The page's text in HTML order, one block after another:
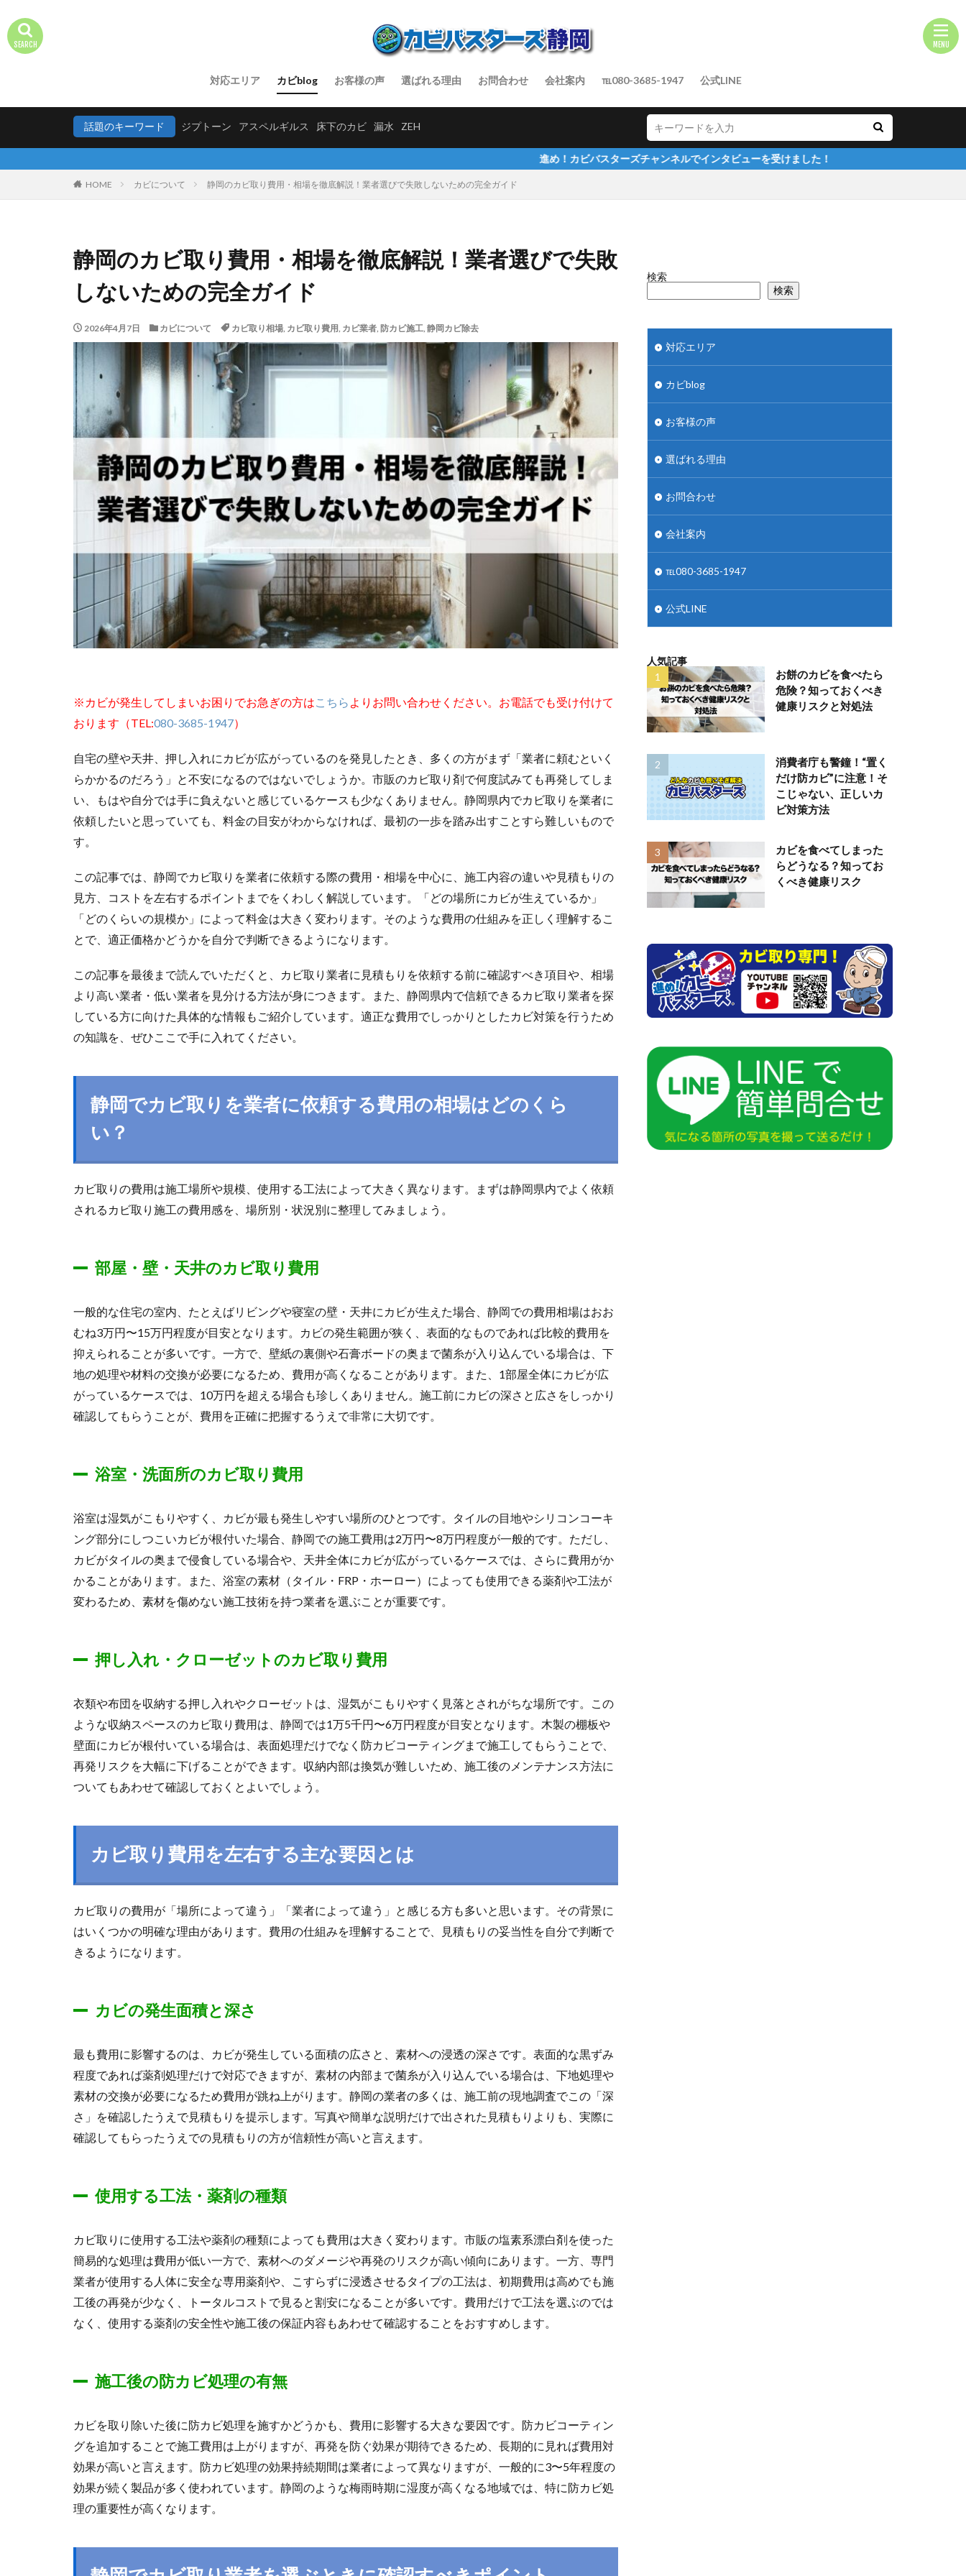
対応エリア カビblog お客様の声 選ばれる理由 お問合わせ 会社案内 ℡080-3685-1947 公式LINE
話題のキーワード ジプトーン アスペルギルス 床下のカビ 漏水 ZEH
進め！カビバスターズチャンネルでインタビューを受けました！
HOME カビについて 静岡のカビ取り費用・相場を徹底解説！業者選びで失敗しないための完全ガイド
静岡のカビ取り費用・相場を徹底解説！業者選びで失敗
しないための完全ガイド
2026年4月7日 カビについて カビ取り相場, カビ取り費用, カビ業者, 防カビ施工, 静岡カビ除去
※カビが発生してしまいお困りでお急ぎの方はこちら よりお問い合わせください。お電話でも受け付けて
おります（TEL:080-3685-1947）
自宅の壁や天井、押し入れにカビが広がっているのを発見したとき、多くの方がまず「業者に頼むといく
らかかるのだろう」と不安になるのではないでしょうか。市販のカビ取り剤で何度試みても再発してしま
い、もはや自分では手に負えないと感じているケースも少なくありません。静岡県内でカビ取りを業者に
依頼したいと思っていても、料金の目安がわからなければ、最初の一歩を踏み出すことすら難しいもので
す。
この記事では、静岡でカビ取りを業者に依頼する際の費用・相場を中心に、施工内容の違いや見積もりの
見方、コストを左右するポイントまでをくわしく解説しています。「どの場所にカビが生えているか」
「どのくらいの規模か」によって料金は大きく変わります。そのような費用の仕組みを正しく理解するこ
とで、適正価格かどうかを自分で判断できるようになります。
この記事を最後まで読んでいただくと、カビ取り業者に見積もりを依頼する前に確認すべき項目や、相場
より高い業者・低い業者を見分ける方法が身につきます。また、静岡県内で信頼できるカビ取り業者を探
している方に向けた具体的な情報もご紹介しています。適正な費用でしっかりとしたカビ対策を行うため
の知識を、ぜひここで手に入れてください。
静岡でカビ取りを業者に依頼する費用の相場はどのくら
い？
カビ取りの費用は施工場所や規模、使用する工法によって大きく異なります。まずは静岡県内でよく依頼
されるカビ取り施工の費用感を、場所別・状況別に整理してみましょう。
部屋・壁・天井のカビ取り費用
一般的な住宅の室内、たとえばリビングや寝室の壁・天井にカビが生えた場合、静岡での費用相場はおお
むね3万円〜15万円程度が目安となります。カビの発生範囲が狭く、表面的なものであれば比較的費用を
抑えられることが多いです。一方で、壁紙の裏側や石膏ボードの奥まで菌糸が入り込んでいる場合は、下
地の処理や材料の交換が必要になるため、費用が高くなることがあります。また、1部屋全体にカビが広
がっているケースでは、10万円を超える場合も珍しくありません。施工前にカビの深さと広さをしっかり
確認してもらうことが、費用を正確に把握するうえで非常に大切です。
浴室・洗面所のカビ取り費用
浴室は湿気がこもりやすく、カビが最も発生しやすい場所のひとつです。タイルの目地やシリコンコーキ
ング部分にしつこいカビが根付いた場合、静岡での施工費用は2万円〜8万円程度が一般的です。ただし、
カビがタイルの奥まで侵食している場合や、天井全体にカビが広がっているケースでは、さらに費用がか
かることがあります。また、浴室の素材（タイル・FRP・ホーロー）によっても使用できる薬剤や工法が
変わるため、素材を傷めない施工技術を持つ業者を選ぶことが重要です。
押し入れ・クローゼットのカビ取り費用
衣類や布団を収納する押し入れやクローゼットは、湿気がこもりやすく見落とされがちな場所です。この
ような収納スペースのカビ取り費用は、静岡では1万5千円〜6万円程度が目安となります。木製の棚板や
壁面にカビが根付いている場合は、表面処理だけでなく防カビコーティングまで施工してもらうことで、
再発リスクを大幅に下げることができます。収納内部は換気が難しいため、施工後のメンテナンス方法に
ついてもあわせて確認しておくとよいでしょう。
カビ取り費用を左右する主な要因とは
カビ取りの費用が「場所によって違う」「業者によって違う」と感じる方も多いと思います。その背景に
はいくつかの明確な理由があります。費用の仕組みを理解することで、見積もりの妥当性を自分で判断で
きるようになります。
カビの発生面積と深さ
最も費用に影響するのは、カビが発生している面積の広さと、素材への浸透の深さです。表面的な黒ずみ
程度であれば薬剤処理だけで対応できますが、素材の内部まで菌糸が入り込んでいる場合は、下地処理や
素材の交換が必要になるため費用が跳ね上がります。静岡の業者の多くは、施工前の現地調査でこの「深
さ」を確認したうえで見積もりを提示します。写真や簡単な説明だけで出された見積もりよりも、実際に
確認してもらったうえでの見積もりの方が信頼性が高いと言えます。
使用する工法・薬剤の種類
カビ取りに使用する工法や薬剤の種類によっても費用は大きく変わります。市販の塩素系漂白剤を使った
簡易的な処理は費用が低い一方で、素材へのダメージや再発のリスクが高い傾向にあります。一方、専門
業者が使用する人体に安全な専用薬剤や、こすらずに浸透させるタイプの工法は、初期費用は高めでも施
工後の再発が少なく、トータルコストで見ると割安になることが多いです。費用だけで工法を選ぶのでは
なく、使用する薬剤の安全性や施工後の保証内容もあわせて確認することをおすすめします。
施工後の防カビ処理の有無
カビを取り除いた後に防カビ処理を施すかどうかも、費用に影響する大きな要因です。防カビコーティン
グを追加することで施工費用は上がりますが、再発を防ぐ効果が期待できるため、長期的に見れば費用対
効果が高いと言えます。防カビ処理の効果持続期間は業者によって異なりますが、一般的に3〜5年程度の
効果が続く製品が多く使われています。静岡のような梅雨時期に湿度が高くなる地域では、特に防カビ処
理の重要性が高くなります。
検索
検索
対応エリア
カビblog
お客様の声
選ばれる理由
お問合わせ
会社案内
℡080-3685-1947
公式LINE
人気記事
お餅のカビを食べたら
危険？知っておくべき
健康リスクと対処法
消費者庁も警鐘！“置く
だけ防カビ”に注意！そ
こじゃない、正しいカ
ビ対策方法
カビを食べてしまった
らどうなる？知ってお
くべき健康リスク